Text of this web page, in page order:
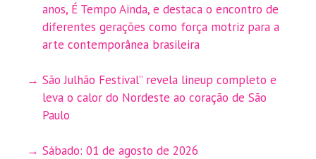
anos, É Tempo Ainda, e destaca o encontro de
diferentes gerações como força motriz para a
arte contemporânea brasileira
São Julhão Festival” revela lineup completo e
leva o calor do Nordeste ao coração de São
Paulo
Sábado: 01 de agosto de 2026